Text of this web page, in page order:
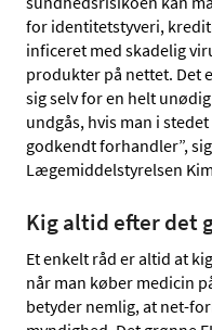
for identitetstyveri,
inficeret med skadelig
produkter på nettet. Det
sig selv for en helt
undgås, hvis man i
godkendt forhandler”,
Lægemiddelstyrelsen
Kig altid efter det
Et enkelt råd er altid at
når man køber medicin
betyder nemlig, at net-